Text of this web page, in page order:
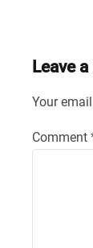
Leave
Your
Comment